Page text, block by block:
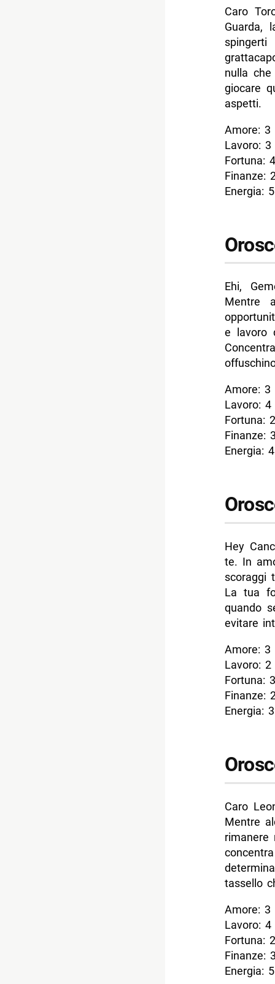
Caro
Guarda,
nulla
giocare
aspetti.
Amore: 3
Lavoro: 3
Fortuna: 4
Finanze:
Energia: 5
Ehi,
Mentre
e lavoro
Amore: 3
Lavoro: 4
Fortuna: 2
Finanze:
Energia: 4
Hey
te. In
scoraggi
La tua
quando
evitare
Amore: 3
Lavoro: 2
Fortuna: 3
Finanze:
Energia: 3
Caro
Mentre
rimanere
tassello
Amore: 3
Lavoro: 4
Fortuna: 2
Finanze:
Energia: 5